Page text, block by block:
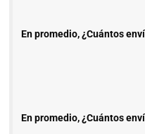
En promedio, ¿Cuántos
En promedio, ¿Cuántos